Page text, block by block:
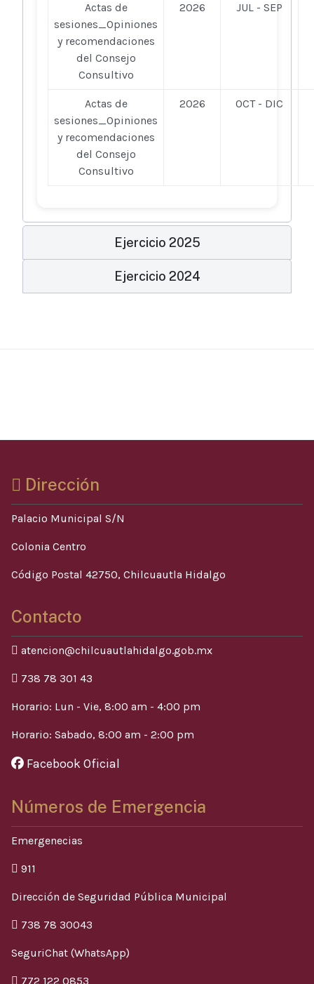
Actas de
sesiones_Opiniones
y recomendaciones
del Consejo
Consultivo
2026 JUL - SEP
Actas de
sesiones_Opiniones
y recomendaciones
del Consejo
Consultivo
2026 OCT - DIC
Ejercicio 2025
Ejercicio 2024
Dirección
Palacio Municipal S/N
Colonia Centro
Código Postal 42750, Chilcuautla Hidalgo
Contacto
atencion@chilcuautlahidalgo.gob.mx
738 78 301 43
Horario: Lun - Vie, 8:00 am - 4:00 pm
Horario: Sabado, 8:00 am - 2:00 pm
Facebook Oficial
Números de Emergencia
Emergenecias
911
Dirección de Seguridad Pública Municipal
738 78 30043
SeguriChat (WhatsApp)
772 122 0853